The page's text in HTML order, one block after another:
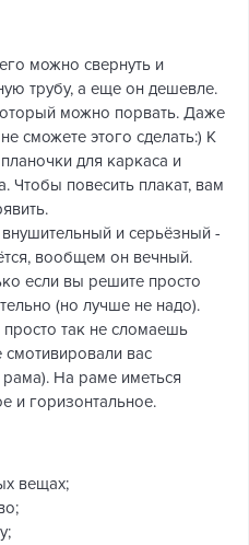
можно свернуть и
трубу, а еще он дешевле.
можно порвать. Даже
сможете этого сделать:) К
для каркаса и
Чтобы повесить плакат, вам
и серьёзный -
вообщем он вечный.
если вы решите просто
(но лучше не надо).
так не сломаешь
смотивировали вас
На раме иметься
и горизонтальное.
вещах;